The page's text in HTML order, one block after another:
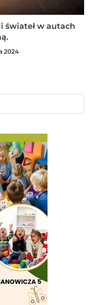
świateł w autach
2024